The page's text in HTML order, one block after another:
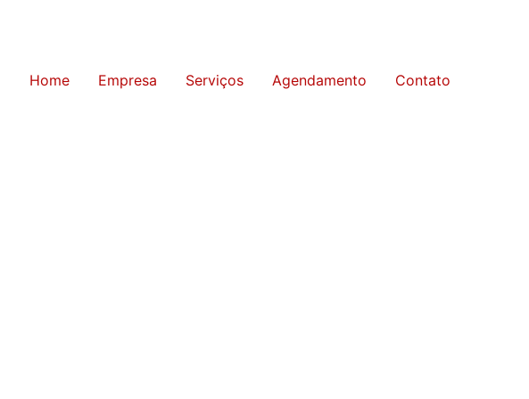
Home Empresa Serviços Agendamento Contato